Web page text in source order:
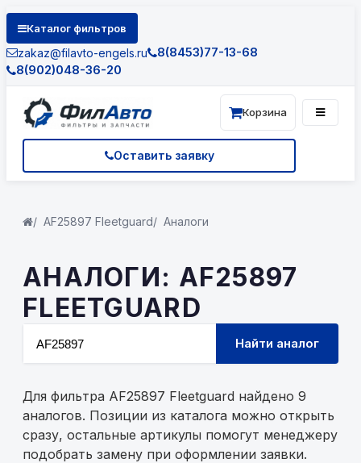
Каталог фильтров
zakaz@filavto-engels.ru
8(8453)77-13-68
8(902)048-36-20
Оставить заявку
Корзина
AF25897 Fleetguard Аналоги
АНАЛОГИ: AF25897
FLEETGUARD
Найти аналог
Для фильтра AF25897 Fleetguard найдено 9
аналогов. Позиции из каталога можно открыть
сразу, остальные артикулы помогут менеджеру
подобрать замену при оформлении заявки.